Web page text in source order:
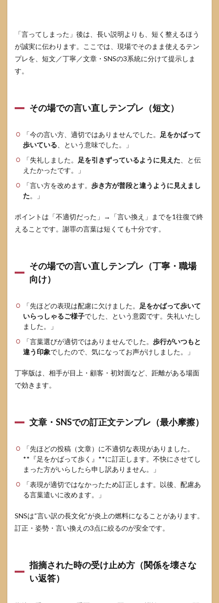
使っ
ても
いい
ので
を引
と
「足
ば
う」
う使
い分
る？
8.3
だと
感じ
る人
る
が、
どう
考え
8.4
で訂
れた
情報
「言ってしまった」後は、長い説明よりも、短く整えるほう
が誠実に伝わります。ここでは、現場でそのまま使えるテン
プレを、短文／丁寧／文章・SNSの3系統に分けて提示しま
す。
その場での言い直しテンプレ（短文）
「今の言い方、適切ではありませんでした。
足をかばって
歩いている 、という意味でした。」
「失礼しました。
足を引きずっているように見えた 、と伝
えたかったです。」
「言い方を改めます。 歩き方が普段と違うように見えまし
た。」
ポイントは「不適切だった」→「言い換え」までを1往復で終
えることです。謝罪の言葉は短くても十分です。
その場での言い直しテンプレ（丁寧・職場
向け）
「先ほどの表現は配慮に欠けました。
足をかばって歩いて
いらっしゃるご様子でした、という意図です。失礼いたし
ました。」
「言葉選びが適切ではありませんでした。 歩行がいつもと
違う印象でしたので、気になってお声がけしました。」
丁寧版は、相手が目上・顧客・初対面など、距離がある場面
で効きます。
文章・SNSでの訂正文テンプレ（最小摩擦）
「先ほどの投稿（文章）に不適切な表現がありました。
**『足をかばって歩く』**に訂正します。不快にさせてし
まった方がいらしたら申し訳ありません。」
「表現が適切ではなかったため訂正します。以後、配慮あ
る言葉遣いに改めます。」
SNSは“言い訳の長文化”が炎上の燃料になることがあります。
訂正・姿勢・言い換えの3点に絞るのが安全です。
指摘された時の受け止め方（関係を壊さな
い返答）